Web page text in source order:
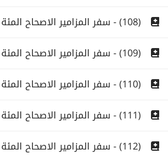
(108) - سفر المزامير الاصحاح المئة والثامن
(109) - سفر المزامير الاصحاح المئة والتاسع
(110) - سفر المزامير الاصحاح المئة والعاشر
(111) - سفر المزامير الاصحاح المئة والحادى عشر
(112) - سفر المزامير الاصحاح المئة والثانى عشر